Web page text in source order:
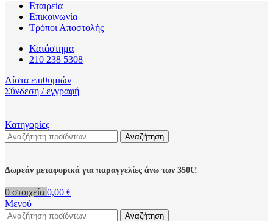
Εταιρεία
Επικοινωνία
Τρόποι Αποστολής
Κατάστημα
210 238 5308
Λίστα επιθυμιών
Σύνδεση / εγγραφή
Κατηγορίες
Αναζήτηση
Δωρεάν μεταφορικά για παραγγελίες άνω των 350€!
0 στοιχεία 0,00 €
Μενού
Αναζήτηση